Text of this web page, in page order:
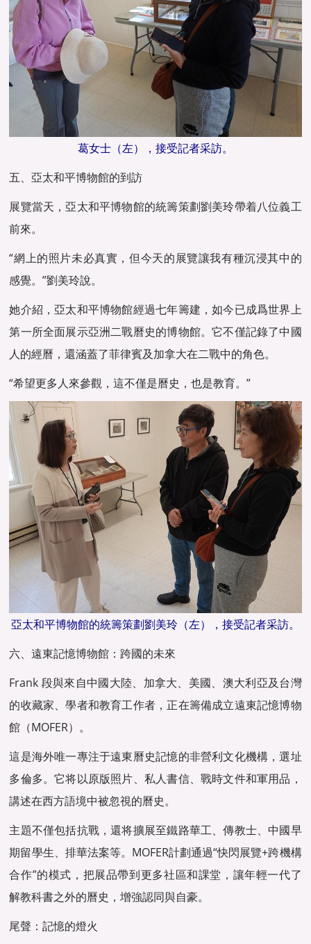
葛女士（左），接受記者采訪。
五、亞太和平博物館的到訪
展覽當天，亞太和平博物館的統籌策劃劉美玲帶着八位義工
前來。
“網上的照片未必真實，但今天的展覽讓我有種沉浸其中的
感覺。”劉美玲說。
她介紹，亞太和平博物館經過七年籌建，如今已成爲世界上
第一所全面展示亞洲二戰曆史的博物館。它不僅記錄了中國
人的經曆，還涵蓋了菲律賓及加拿大在二戰中的角色。
“希望更多人來參觀，這不僅是曆史，也是教育。”
亞太和平博物館的統籌策劃劉美玲（左），接受記者采訪。
六、遠東記憶博物館：跨國的未來
Frank 段與來自中國大陸、加拿大、美國、澳大利亞及台灣
的收藏家、學者和教育工作者，正在籌備成立遠東記憶博物
館（MOFER）。
這是海外唯一專注于遠東曆史記憶的非營利文化機構，選址
多倫多。它将以原版照片、私人書信、戰時文件和軍用品，
講述在西方語境中被忽視的曆史。
主題不僅包括抗戰，還将擴展至鐵路華工、傳教士、中國早
期留學生、排華法案等。MOFER計劃通過“快閃展覽+跨機構
合作”的模式，把展品帶到更多社區和課堂，讓年輕一代了
解教科書之外的曆史，增強認同與自豪。
尾聲：記憶的燈火